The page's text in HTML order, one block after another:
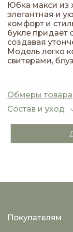
Юбка макси из
элегантная и
комфорт и
букле придаёт
создавая
Модель легко
свитерами,
для
комфорт, стиль
гардеробе.
Обмеры товара
Состав и уход
Покупателям